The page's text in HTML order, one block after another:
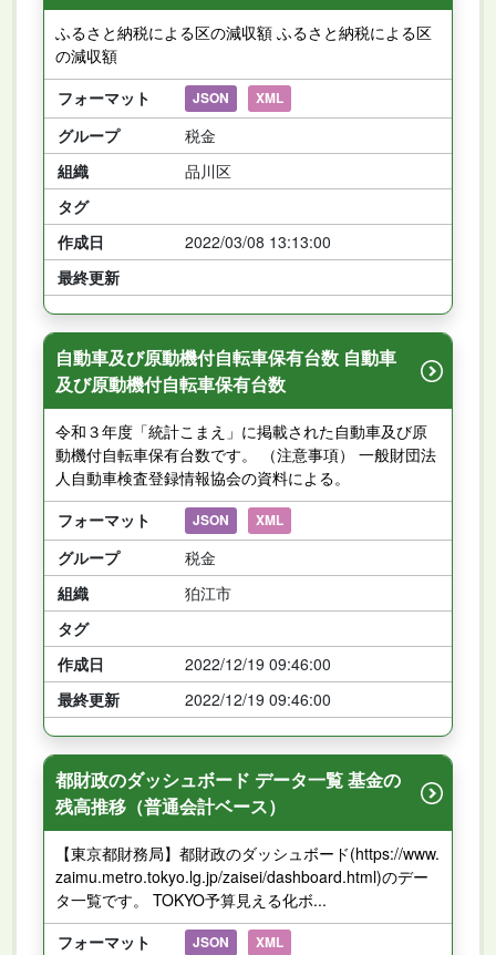
ふるさと納税による区の減収額 ふるさと納税による区
の減収額
フォーマット
JSON XML
グループ
税金
組織
品川区
タグ
作成日
2022/03/08 13:13:00
最終更新
自動車及び原動機付自転車保有台数 自動車
及び原動機付自転車保有台数
令和３年度「統計こまえ」に掲載された自動車及び原
動機付自転車保有台数です。 （注意事項） 一般財団法
人自動車検査登録情報協会の資料による。
フォーマット
JSON XML
グループ
税金
組織
狛江市
タグ
作成日
2022/12/19 09:46:00
最終更新
2022/12/19 09:46:00
都財政のダッシュボード データ一覧 基金の
残高推移（普通会計ベース）
【東京都財務局】都財政のダッシュボード(https://www.
zaimu.metro.tokyo.lg.jp/zaisei/dashboard.html)のデー
タ一覧です。 TOKYO予算見える化ボ...
フォーマット
JSON XML